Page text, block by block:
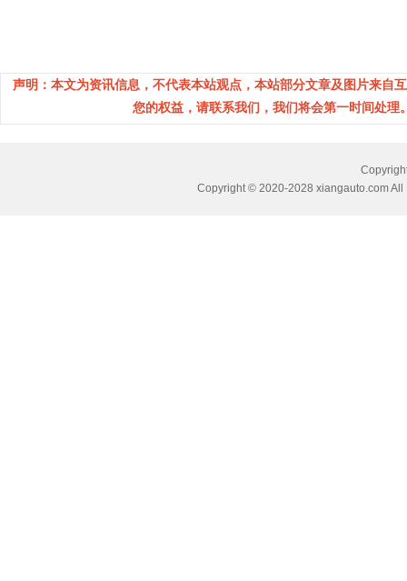
声明：本文为资讯信息，不代表本站观点，本站部分文章及图片来自
您的权益，请联系我们，我们将会第一时间处
Copyright © 2020-2028 xiangauto.com